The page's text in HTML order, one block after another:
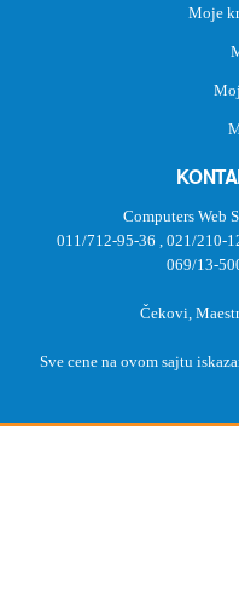
Moje
Computers Web
011/712-95-36 , 021/210-
069/13-
Čekovi,
Sve cene na ovom sajtu